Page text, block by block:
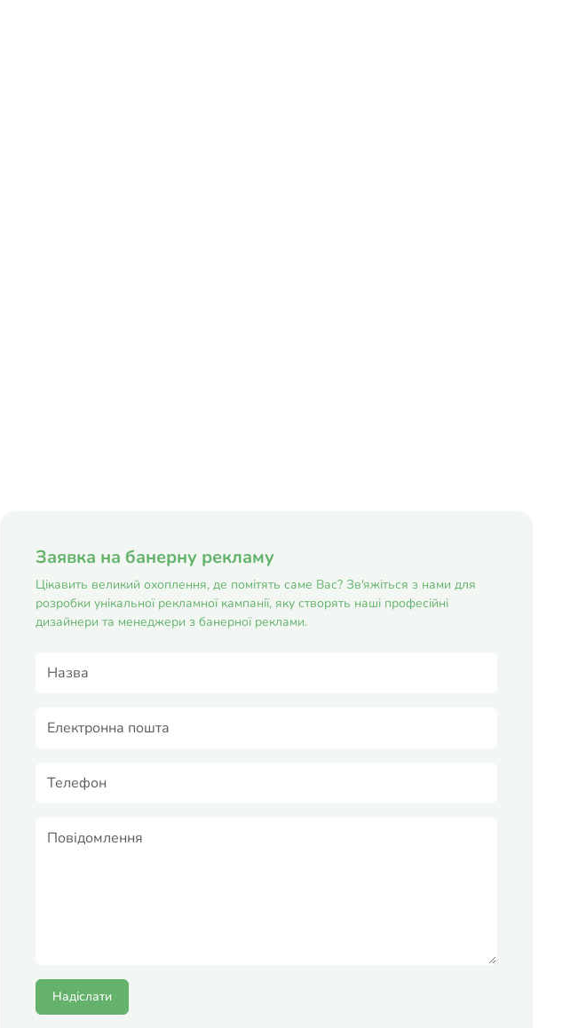
Заявка на банерну рекламу
Цікавить великий охоплення, де помітять саме Вас? Зв'яжіться з нами для
розробки унікальної рекламної кампанії, яку створять наші професійні
дизайнери та менеджери з банерної реклами.
Надіслати